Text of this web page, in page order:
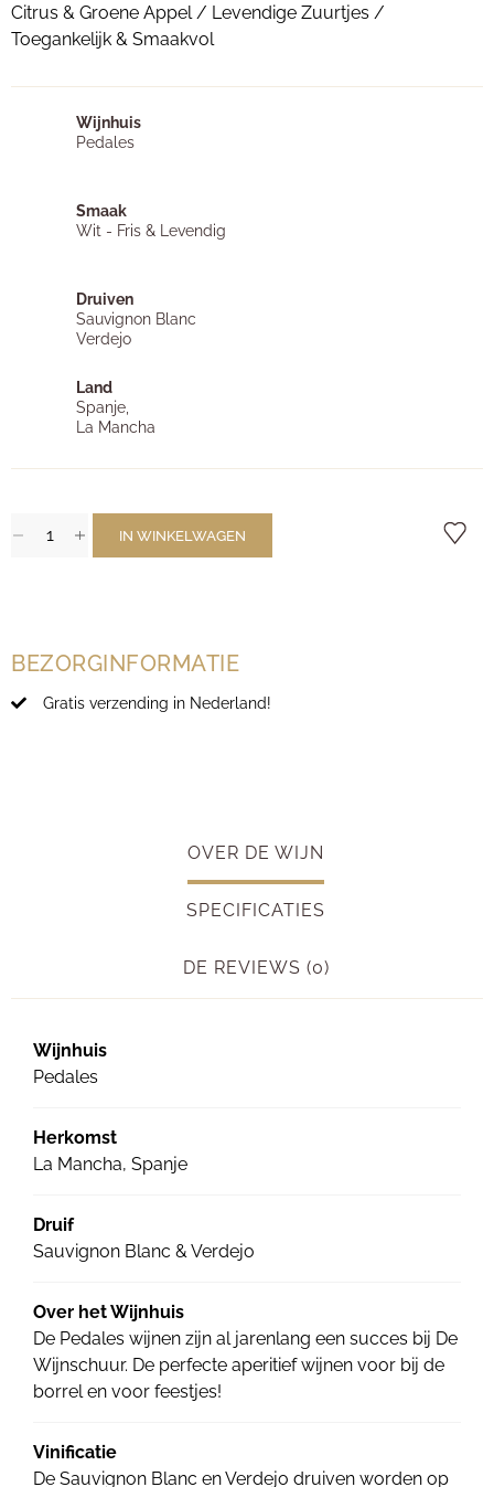
Citrus & Groene Appel / Levendige Zuurtjes /
Toegankelijk & Smaakvol
Wijnhuis
Pedales
Smaak
Wit - Fris & Levendig
Druiven
Sauvignon Blanc
Verdejo
Land
Spanje,
La Mancha
IN WINKELWAGEN
BEZORGINFORMATIE
Gratis verzending in Nederland!
OVER DE WIJN
SPECIFICATIES
DE REVIEWS (0)
Wijnhuis
Pedales
Herkomst
La Mancha, Spanje
Druif
Sauvignon Blanc & Verdejo
Over het Wijnhuis
De Pedales wijnen zijn al jarenlang een succes bij De
Wijnschuur. De perfecte aperitief wijnen voor bij de
borrel en voor feestjes!
Vinificatie
De Sauvignon Blanc en Verdejo druiven worden op